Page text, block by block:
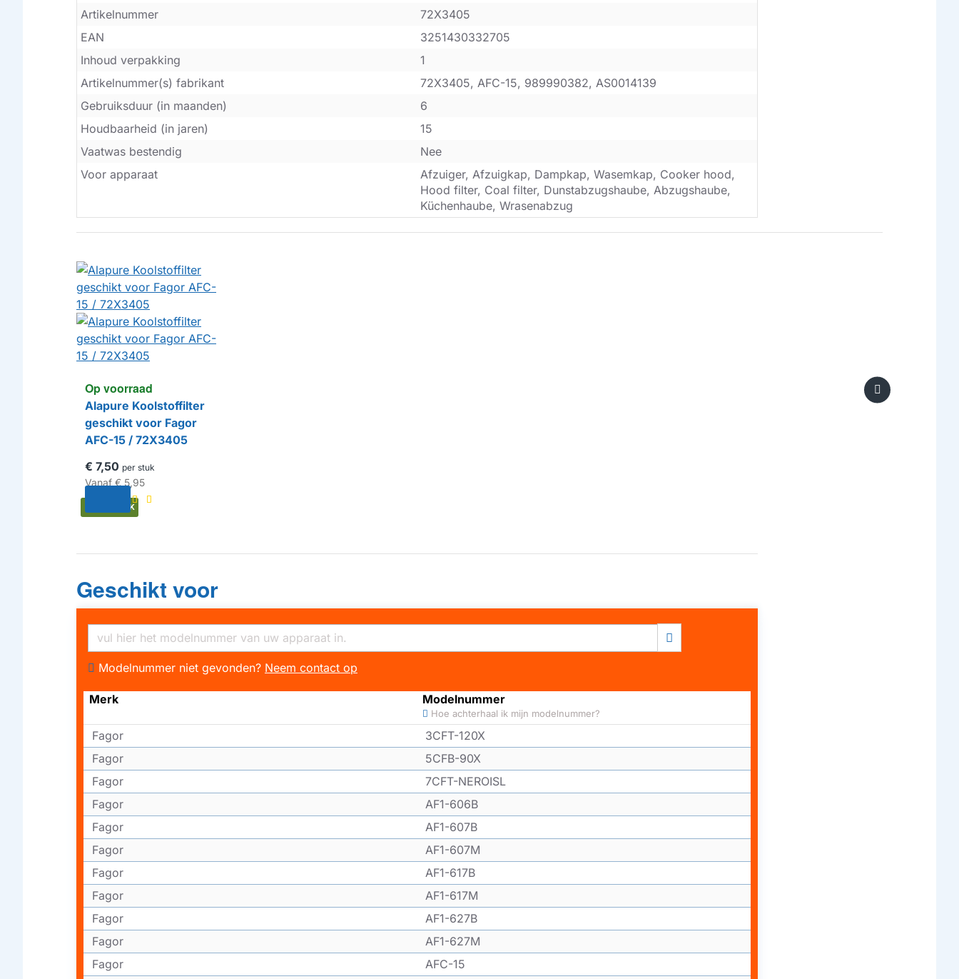
Artikelnummer
72X3405
EAN
3251430332705
Inhoud verpakking
1
Artikelnummer(s) fabrikant
72X3405, AFC-15, 989990382, AS0014139
Gebruiksduur (in maanden)
6
Houdbaarheid (in jaren)
15
Vaatwas bestendig
Nee
Voor apparaat
Afzuiger, Afzuigkap, Dampkap, Wasemkap, Cooker hood,
Hood filter, Coal filter, Dunstabzugshaube, Abzugshaube,
Küchenhaube, Wrasenabzug
HUISMERK
Op voorraad
Alapure Koolstoffilter
geschikt voor Fagor
AFC-15 / 72X3405
€ 7,50 per stuk
Vanaf € 5,95
Geschikt voor
Modelnummer niet gevonden? Neem contact op
Merk Modelnummer
Hoe achterhaal ik mijn modelnummer?
Fagor
3CFT-120X
Fagor
5CFB-90X
Fagor
7CFT-NEROISL
Fagor
AF1-606B
Fagor
AF1-607B
Fagor
AF1-607M
Fagor
AF1-617B
Fagor
AF1-617M
Fagor
AF1-627B
Fagor
AF1-627M
Fagor
AFC-15